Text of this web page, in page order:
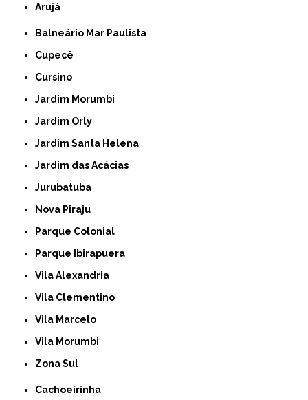
Arujá
Balneário Mar Paulista
Cupecê
Cursino
Jardim Morumbi
Jardim Orly
Jardim Santa Helena
Jardim das Acácias
Jurubatuba
Nova Piraju
Parque Colonial
Parque Ibirapuera
Vila Alexandria
Vila Clementino
Vila Marcelo
Vila Morumbi
Zona Sul
Cachoeirinha